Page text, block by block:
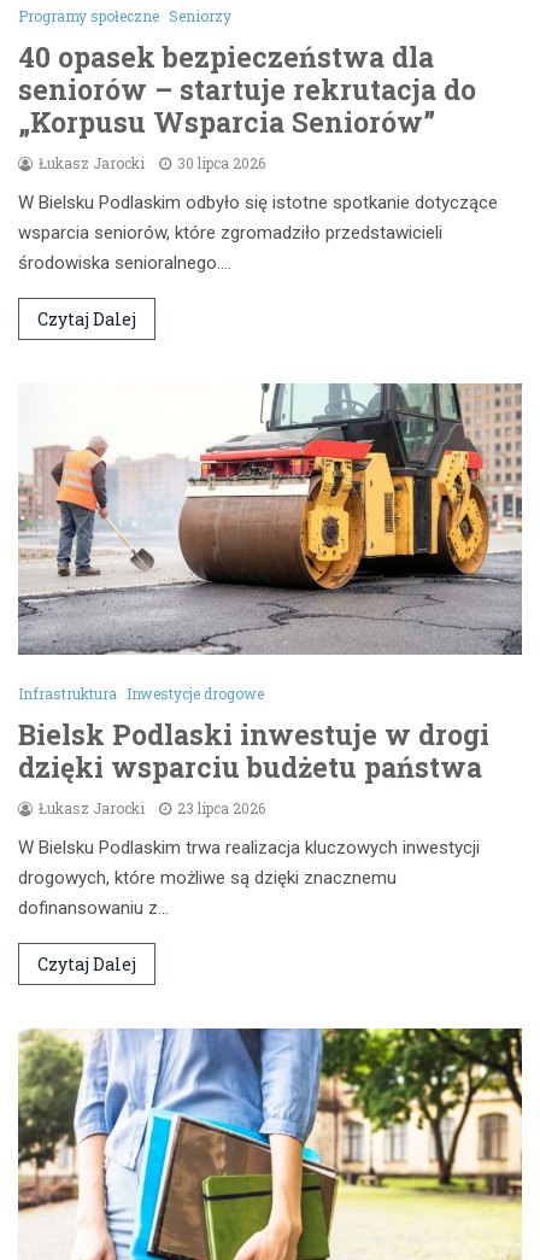
Programy społeczne Seniorzy
40 opasek bezpieczeństwa dla
seniorów – startuje rekrutacja do
„Korpusu Wsparcia Seniorów”
Łukasz Jarocki 30 lipca 2026
W Bielsku Podlaskim odbyło się istotne spotkanie dotyczące
wsparcia seniorów, które zgromadziło przedstawicieli
środowiska senioralnego.…
Czytaj Dalej
Infrastruktura Inwestycje drogowe
Bielsk Podlaski inwestuje w drogi
dzięki wsparciu budżetu państwa
Łukasz Jarocki 23 lipca 2026
W Bielsku Podlaskim trwa realizacja kluczowych inwestycji
drogowych, które możliwe są dzięki znacznemu
dofinansowaniu z…
Czytaj Dalej